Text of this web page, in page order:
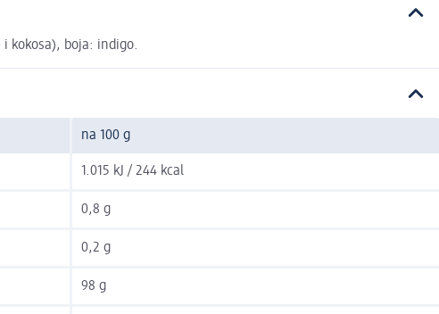
kokosa), boja: indigo.
na 100 g
1.015 kJ / 244 kcal
0,8 g
0,2 g
98 g